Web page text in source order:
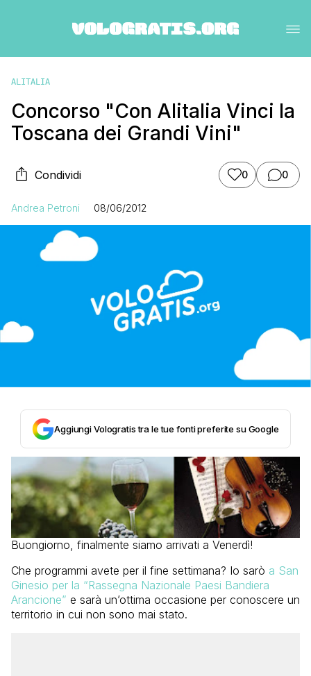
ALITALIA
Concorso "Con Alitalia Vinci la
Toscana dei Grandi Vini"
Condividi 0 0
Andrea Petroni 08/06/2012
Aggiungi Vologratis tra le tue fonti preferite su Google
Buongiorno, finalmente siamo arrivati a Venerdì!
Che programmi avete per il fine settimana? Io sarò a San
Ginesio per la “Rassegna Nazionale Paesi Bandiera
Arancione” e sarà un’ottima occasione per conoscere un
territorio in cui non sono mai stato.